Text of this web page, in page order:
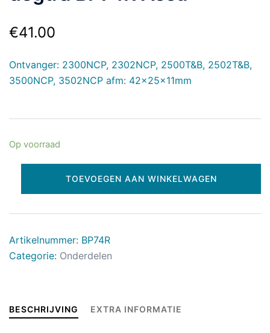
€41.00
Ontvanger: 2300NCP, 2302NCP, 2500T&B, 2502T&B,
3500NCP, 3502NCP afm: 42x25x11mm
Op voorraad
TOEVOEGEN AAN WINKELWAGEN
Artikelnummer: BP74R
Categorie: Onderdelen
BESCHRIJVING EXTRA INFORMATIE